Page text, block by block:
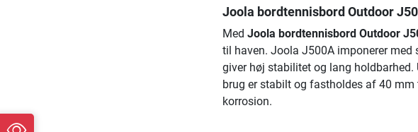
Joola bordtennisbord Outdoor
Med Joola bordtennisbord Outdoor
til haven. Joola J500A imponerer med
giver høj stabilitet og lang
brug er stabilt og fastholdes af 40 mm
korrosion.